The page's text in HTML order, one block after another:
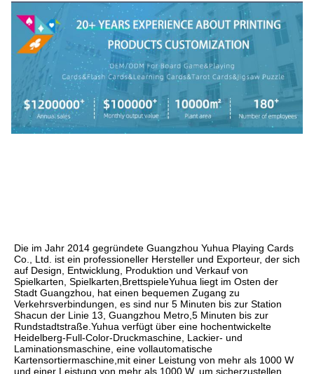
Die im Jahr 2014 gegründete Guangzhou Yuhua Playing Cards
Co., Ltd. ist ein professioneller Hersteller und Exporteur, der sich
auf Design, Entwicklung, Produktion und Verkauf von
Spielkarten, Spielkarten,BrettspieleYuhua liegt im Osten der
Stadt Guangzhou, hat einen bequemen Zugang zu
Verkehrsverbindungen, es sind nur 5 Minuten bis zur Station
Shacun der Linie 13, Guangzhou Metro,5 Minuten bis zur
Rundstadtstraße.Yuhua verfügt über eine hochentwickelte
Heidelberg-Full-Color-Druckmaschine, Lackier- und
Laminationsmaschine, eine vollautomatische
Kartensortiermaschine,mit einer Leistung von mehr als 1000 W
und einer Leistung von mehr als 1000 W, um sicherzustellen,